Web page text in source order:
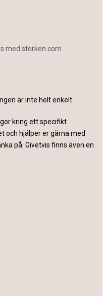
är inte helt enkelt.
kring ett specifikt
och hjälper er gärna med
på. Givetvis finns även en